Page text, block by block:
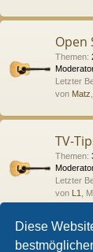
Diese
Open
Themen:
Letzter
von Matz
TV-
Themen:
Letzter
von L1 ,